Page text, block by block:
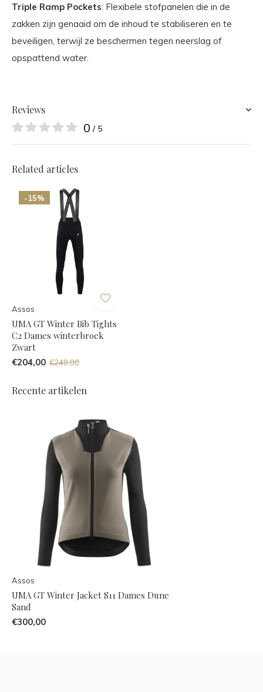
Triple Ramp Pockets: Flexibele stofpanelen die in de
zakken zijn genaaid om de inhoud te stabiliseren en te
beveiligen, terwijl ze beschermen tegen neerslag of
opspattend water.
Reviews
0 / 5
Related articles
-15%
Assos
UMA GT Winter Bib Tights
C2 Dames winterbroek
Zwart
€204,00 €240,00
Recente artikelen
Assos
UMA GT Winter Jacket S11 Dames Dune
Sand
€300,00